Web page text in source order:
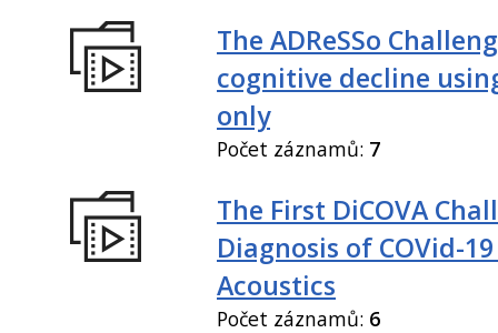
The ADReSSo
cognitive decline
only
Počet záznamů: 7
The First DiCOVA
Diagnosis of COVid-
Acoustics
Počet záznamů: 6